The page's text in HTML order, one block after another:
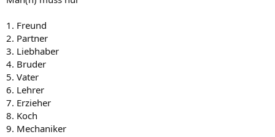
1. Freund
2. Partner
3. Liebhaber
4. Bruder
5. Vater
6. Lehrer
7. Erzieher
8. Koch
9. Mechaniker